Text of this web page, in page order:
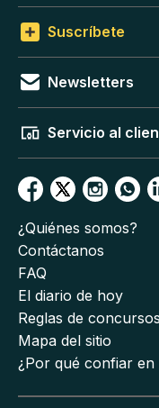
Suscríbete
Newsletters
Servicio al
¿Quiénes somos?
Contáctanos
FAQ
El diario de hoy
Reglas de concursos
Mapa del sitio
¿Por qué confiar en